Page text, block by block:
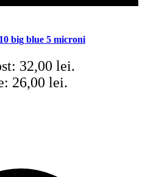
big blue 5 microni
32,00 lei.
26,00 lei.